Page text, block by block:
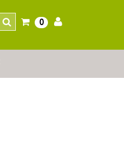
0